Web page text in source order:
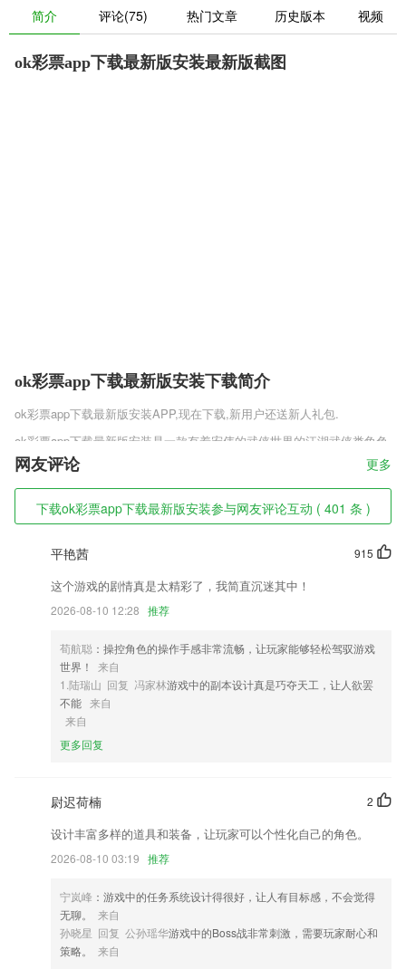
简介 评论(75) 热门文章 历史版本 视频
ok彩票app下载最新版安装最新版截图
ok彩票app下载最新版安装下载简介
ok彩票app下载最新版安装APP,现在下载,新用户还送新人礼包.
ok彩票app下载最新版安装是一款有着宏伟的武侠世界的江湖武侠类角色
扮演手机游戏，在这里你将行侠仗义，成为一名人人都知晓的武侠，你可
以选择多种模式挑战，加入帮派、创建帮派等等，所有的武侠模式在这里
都将展现，自由畅快玩法，能让你重新认识这款武侠游戏。
ok彩票app下载最新版安装软件特色
1,评论专业，论坛中有众多能人雅士，对于各种网络小说都能一针见血的
4,再也不担心神经猫和熊孩子
5,自带时尚MV滤镜效果、FX、动画效果等，各种效果可重叠使用。
6,【车辆状况报告】报告出发和到达车辆的情况更加方便！司机可以在出
发前和到达后报告车辆照片和车辆状况，以减少运输过程中或到达后的纠
1.而且这样的北斗导航方式也是非常智能化的，直接使用这个工具即可；
2.组织中医师进行交流与合作，软件可以帮助大家更好地实现医学进步。
3.在线课堂：直播课 视频课 知识动画更好的为孩子掌握素质教育知识点
5.线下课程，大咖云集面授多维精彩内容。
6.本地精选模拟试题，全面还原考试流程，培养良好考试习惯；
网友评论 更多
下载ok彩票app下载最新版安装参与网友评论互动 ( 401 条 )
915
平艳茜
这个游戏的剧情真是太精彩了，我简直沉迷其中！
2026-08-10 12:28 推荐
荀航聪 ：操控角色的操作手感非常流畅，让玩家能够轻松驾驭游戏
世界！
来自
1.陆瑞山 回复 冯家林游戏中的副本设计真是巧夺天工，让人欲罢
不能 来自
来自
更多回复
2
尉迟荷楠
设计丰富多样的道具和装备，让玩家可以个性化自己的角色。
2026-08-10 03:19 推荐
宁岚峰 ：游戏中的任务系统设计得很好，让人有目标感，不会觉得
无聊。
来自
孙晓星 回复 公孙瑶华游戏中的Boss战非常刺激，需要玩家耐心和
策略。
来自